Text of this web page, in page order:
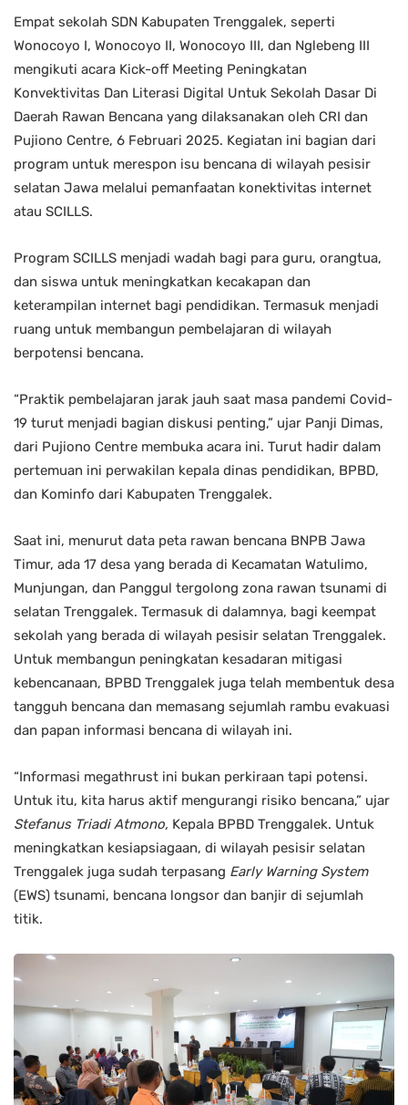
Empat sekolah SDN Kabupaten Trenggalek, seperti
Wonocoyo I, Wonocoyo II, Wonocoyo III, dan Nglebeng III
mengikuti acara Kick-off Meeting Peningkatan
Konvektivitas Dan Literasi Digital Untuk Sekolah Dasar Di
Daerah Rawan Bencana yang dilaksanakan oleh CRI dan
Pujiono Centre, 6 Februari 2025. Kegiatan ini bagian dari
program untuk merespon isu bencana di wilayah pesisir
selatan Jawa melalui pemanfaatan konektivitas internet
atau SCILLS.
Program SCILLS menjadi wadah bagi para guru, orangtua,
dan siswa untuk meningkatkan kecakapan dan
keterampilan internet bagi pendidikan. Termasuk menjadi
ruang untuk membangun pembelajaran di wilayah
berpotensi bencana.
“Praktik pembelajaran jarak jauh saat masa pandemi Covid-
19 turut menjadi bagian diskusi penting,” ujar Panji Dimas,
dari Pujiono Centre membuka acara ini. Turut hadir dalam
pertemuan ini perwakilan kepala dinas pendidikan, BPBD,
dan Kominfo dari Kabupaten Trenggalek.
Saat ini, menurut data peta rawan bencana BNPB Jawa
Timur, ada 17 desa yang berada di Kecamatan Watulimo,
Munjungan, dan Panggul tergolong zona rawan tsunami di
selatan Trenggalek. Termasuk di dalamnya, bagi keempat
sekolah yang berada di wilayah pesisir selatan Trenggalek.
Untuk membangun peningkatan kesadaran mitigasi
kebencanaan, BPBD Trenggalek juga telah membentuk desa
tangguh bencana dan memasang sejumlah rambu evakuasi
dan papan informasi bencana di wilayah ini.
“Informasi megathrust ini bukan perkiraan tapi potensi.
Untuk itu, kita harus aktif mengurangi risiko bencana,” ujar
Stefanus Triadi Atmono, Kepala BPBD Trenggalek. Untuk
meningkatkan kesiapsiagaan, di wilayah pesisir selatan
Trenggalek juga sudah terpasang Early Warning System
(EWS) tsunami, bencana longsor dan banjir di sejumlah
titik.